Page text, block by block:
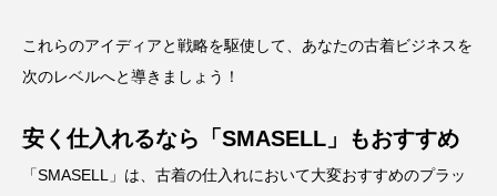
これらのアイディアと戦略を駆使して、あなたの古着ビジネスを
次のレベルへと導きましょう！
安く仕入れるなら「SMASELL」もおすすめ
「SMASELL」は、古着の仕入れにおいて大変おすすめのプラッ